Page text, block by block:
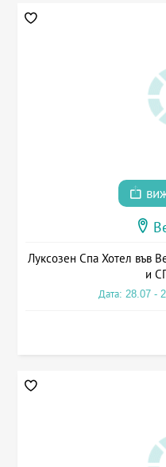
Луксозен Спа Хотел във
и
Дата: 28.07 -